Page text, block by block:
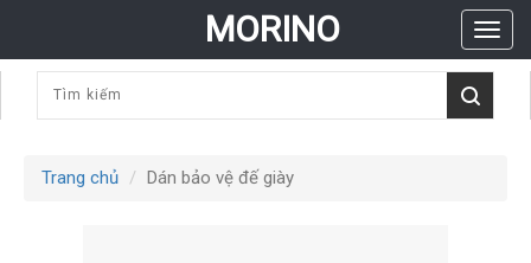
Menu
MORINO
Trang chủ Dán bảo vệ đế giày